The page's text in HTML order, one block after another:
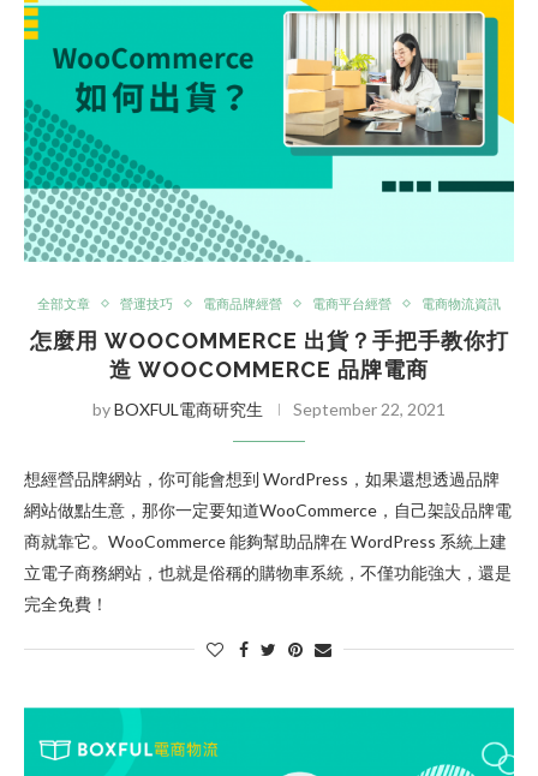
全部文章 營運技巧 電商品牌經營 電商平台經營 電商物流資訊
怎麼用 WOOCOMMERCE 出貨？手把手教你打
造 WOOCOMMERCE 品牌電商
byBOXFUL電商研究生 September 22, 2021
想經營品牌網站，你可能會想到 WordPress，如果還想透過品牌
網站做點生意，那你一定要知道WooCommerce，自己架設品牌電
商就靠它。WooCommerce 能夠幫助品牌在 WordPress 系統上建
立電子商務網站，也就是俗稱的購物車系統，不僅功能強大，還是
完全免費！